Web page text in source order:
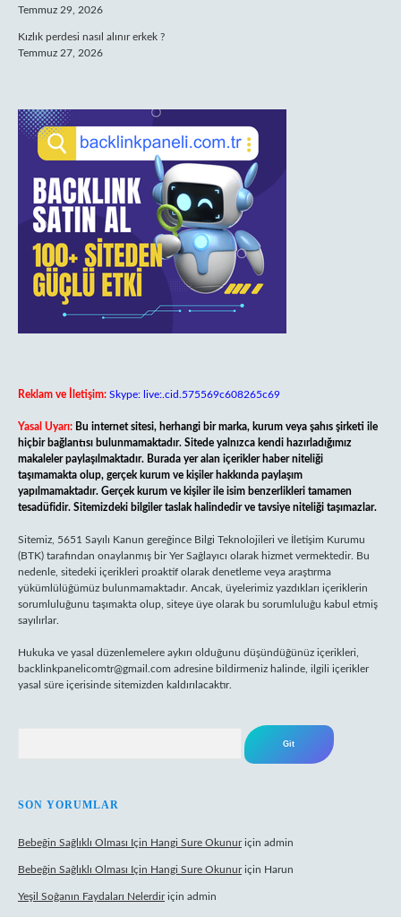
Temmuz 29, 2026
Kızlık perdesi nasıl alınır erkek ?
Temmuz 27, 2026
Reklam ve İletişim: Skype: live:.cid.575569c608265c69
Yasal Uyarı: Bu internet sitesi, herhangi bir marka, kurum veya şahıs şirketi ile
hiçbir bağlantısı bulunmamaktadır. Sitede yalnızca kendi hazırladığımız
makaleler paylaşılmaktadır. Burada yer alan içerikler haber niteliği
taşımamakta olup, gerçek kurum ve kişiler hakkında paylaşım
yapılmamaktadır. Gerçek kurum ve kişiler ile isim benzerlikleri tamamen
tesadüfidir. Sitemizdeki bilgiler taslak halindedir ve tavsiye niteliği taşımazlar.
Sitemiz, 5651 Sayılı Kanun gereğince Bilgi Teknolojileri ve İletişim Kurumu
(BTK) tarafından onaylanmış bir Yer Sağlayıcı olarak hizmet vermektedir. Bu
nedenle, sitedeki içerikleri proaktif olarak denetleme veya araştırma
yükümlülüğümüz bulunmamaktadır. Ancak, üyelerimiz yazdıkları içeriklerin
sorumluluğunu taşımakta olup, siteye üye olarak bu sorumluluğu kabul etmiş
sayılırlar.
Hukuka ve yasal düzenlemelere aykırı olduğunu düşündüğünüz içerikleri,
backlinkpanelicomtr@gmail.com adresine bildirmeniz halinde, ilgili içerikler
yasal süre içerisinde sitemizden kaldırılacaktır.
SON YORUMLAR
Bebeğin Sağlıklı Olması Için Hangi Sure Okunuriçin admin
Bebeğin Sağlıklı Olması Için Hangi Sure Okunuriçin Harun
Yeşil Soğanın Faydaları Nelerdiriçin admin